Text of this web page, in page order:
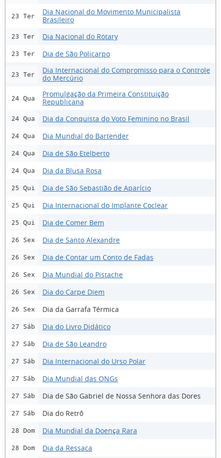
23 Ter
Dia Nacional do Movimento Municipalista
Brasileiro
23 Ter Dia Nacional do Rotary
23 Ter Dia de São Policarpo
23 Ter
Dia Internacional do Compromisso para o Controle
do Mercúrio
24 Qua
Promulgação da Primeira Constituição
Republicana
24 Qua Dia da Conquista do Voto Feminino no Brasil
24 Qua Dia Mundial do Bartender
24 Qua Dia de São Etelberto
24 Qua Dia da Blusa Rosa
25 Qui Dia de São Sebastião de Aparício
25 Qui Dia Internacional do Implante Coclear
25 Qui Dia de Comer Bem
26 Sex Dia de Santo Alexandre
26 Sex Dia de Contar um Conto de Fadas
26 Sex Dia Mundial do Pistache
26 Sex Dia do Carpe Diem
26 Sex Dia da Garrafa Térmica
27 Sáb Dia do Livro Didático
27 Sáb Dia de São Leandro
27 Sáb Dia Internacional do Urso Polar
27 Sáb Dia Mundial das ONGs
27 Sáb Dia de São Gabriel de Nossa Senhora das Dores
27 Sáb Dia do Retrô
28 Dom Dia Mundial da Doença Rara
28 Dom Dia da Ressaca